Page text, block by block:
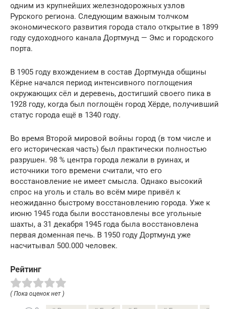
одним из крупнейших железнодорожных узлов
Рурского региона. Следующим важным толчком
экономического развития города стало открытие в 1899
году судоходного канала Дортмунд — Эмс и городского
порта.
В 1905 году вхождением в состав Дортмунда общины
Кёрне начался период интенсивного поглощения
окружающих сёл и деревень, достигший своего пика в
1928 году, когда был поглощён город Хёрде, получивший
статус города ещё в 1340 году.
Во время Второй мировой войны город (в том числе и
его историческая часть) был практически полностью
разрушен. 98 % центра города лежали в руинах, и
источники того времени считали, что его
восстановление не имеет смысла. Однако высокий
спрос на уголь и сталь во всём мире привёл к
неожиданно быстрому восстановлению города. Уже к
июню 1945 года были восстановлены все угольные
шахты, а 31 декабря 1945 года была восстановлена
первая доменная печь. В 1950 году Дортмунд уже
насчитывал 500.000 человек.
Рейтинг
( Пока оценок нет )